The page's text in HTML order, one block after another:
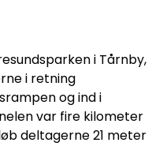
i Tårnby,
i retning
og ind i
var fire kilometer
deltagerne 21 meter